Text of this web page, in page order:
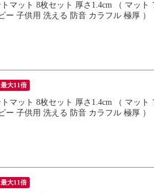
マット 8枚セット 厚さ1.4cm （ マッ
ー 子供用 洗える 防音 カラフル 極厚 ）
大11倍
マット 8枚セット 厚さ1.4cm （ マッ
ー 子供用 洗える 防音 カラフル 極厚 ）
大11倍